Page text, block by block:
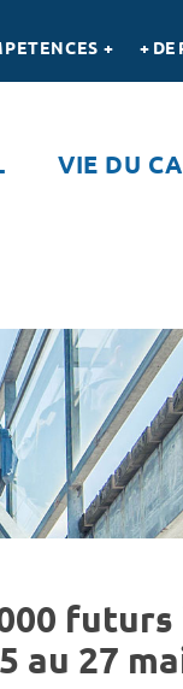
+ + DE
VIE DU
27